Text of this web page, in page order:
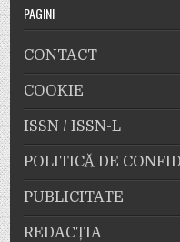
PAGINI
CONTACT
COOKIE
ISSN / ISSN-L
POLITICĂ DE
PUBLICITATE
REDACȚIA